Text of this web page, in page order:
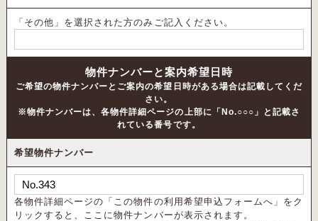
「その他」を選択された方のみご記入ください。
物件ナンバーと案内希望日時
ご希望の物件ナンバーとご案内の希望日時がある場合は記載してくだ
さい。
※物件ナンバーは、各物件詳細ページの上部に「No.○○○」と記載さ
れている番号です。
希望物件ナンバー
各物件詳細ページの「この物件の利用希望申込フォームへ」をク
リックすると、ここに物件ナンバーが表示されます。